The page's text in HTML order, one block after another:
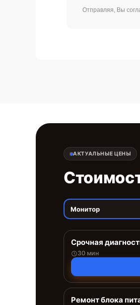
Отправляя, Вы
АКТУАЛЬНЫЕ ЦЕНЫ
Монитор
Срочная
30 мин
Ремонт блока